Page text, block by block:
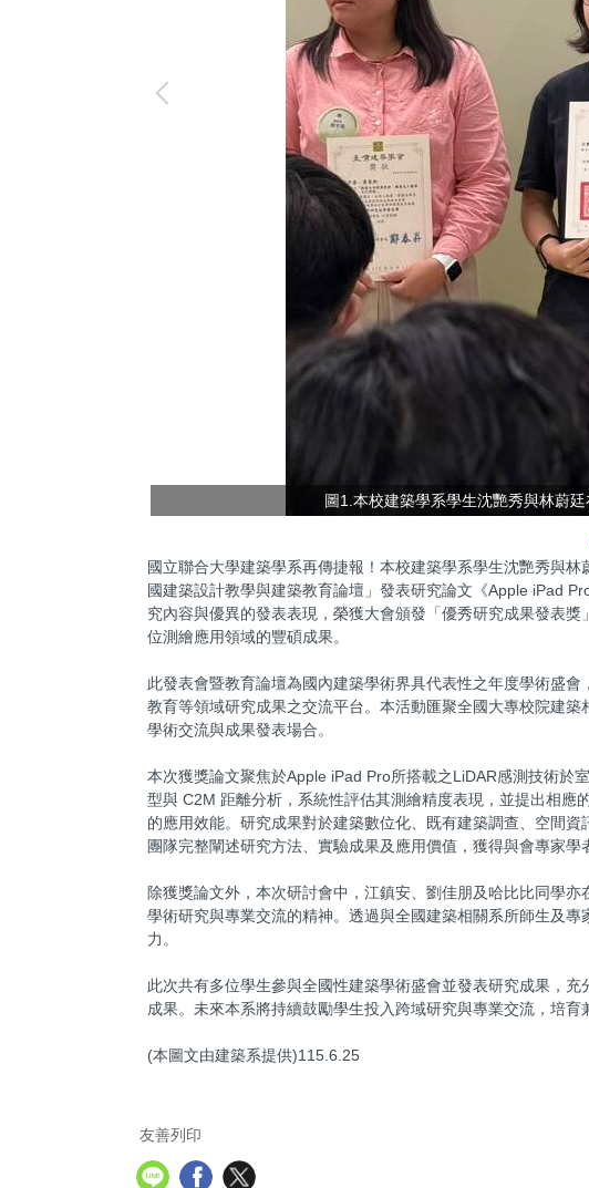
圖1.本校建築學系學生沈艷秀與林蔚
國立聯合大學建築學系再傳捷報！本校建築學系學生沈艷秀與
國建築設計教學與建築教育論壇」發表研究論文《Apple iPad
究內容與優異的發表表現，榮獲大會頒發「優秀研究成果發表
位測繪應用領域的豐碩成果。
此發表會暨教育論壇為國內建築學術界具代表性之年度學術盛
教育等領域研究成果之交流平台。本活動匯聚全國大專校院建
學術交流與成果發表場合。
本次獲獎論文聚焦於Apple iPad Pro所搭載之LiDAR感測技術於
型與 C2M 距離分析，系統性評估其測繪精度表現，並提出相
的應用效能。研究成果對於建築數位化、既有建築調查、空間
團隊完整闡述研究方法、實驗成果及應用價值，獲得與會專家學
除獲獎論文外，本次研討會中，江鎮安、劉佳朋及哈比比同學
學術研究與專業交流的精神。透過與全國建築相關系所師生及
力。
此次共有多位學生參與全國性建築學術盛會並發表研究成果，
成果。未來本系將持續鼓勵學生投入跨域研究與專業交流，培育
(本圖文由建築系提供)115.6.25
友善列印